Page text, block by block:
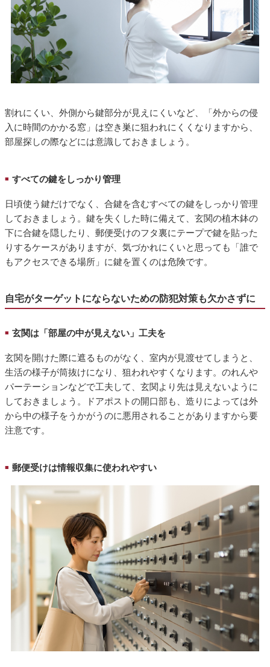
割れにくい、外側から鍵部分が見えにくいなど、「外からの侵
入に時間のかかる窓」は空き巣に狙われにくくなりますから、
部屋探しの際などには意識しておきましょう。
■ すべての鍵をしっかり管理
日頃使う鍵だけでなく、合鍵を含むすべての鍵をしっかり管理
しておきましょう。鍵を失くした時に備えて、玄関の植木鉢の
下に合鍵を隠したり、郵便受けのフタ裏にテープで鍵を貼った
りするケースがありますが、気づかれにくいと思っても「誰で
もアクセスできる場所」に鍵を置くのは危険です。
自宅がターゲットにならないための防犯対策も欠かさずに
■ 玄関は「部屋の中が見えない」工夫を
玄関を開けた際に遮るものがなく、室内が見渡せてしまうと、
生活の様子が筒抜けになり、狙われやすくなります。のれんや
パーテーションなどで工夫して、玄関より先は見えないように
しておきましょう。ドアポストの開口部も、造りによっては外
から中の様子をうかがうのに悪用されることがありますから要
注意です。
■ 郵便受けは情報収集に使われやすい